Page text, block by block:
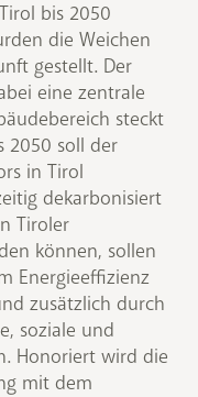
bis 2050
die Weichen
gestellt. Der
eine zentrale
steckt
2050 soll der
in Tirol
dekarbonisiert
Tiroler
können, sollen
Energieeffizienz
zusätzlich durch
soziale und
Honoriert wird die
mit dem